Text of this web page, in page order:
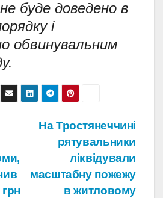
не буде доведено в
і
обвинувальним
На Тростянеччині
рятувальники
ліквідували
масштабну пожежу
в житловому